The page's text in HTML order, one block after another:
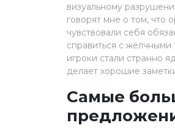
визуальному
говорят мне о том, что
чувствовали себя
справиться с
игроки стали странно
делает хорошие
Самые